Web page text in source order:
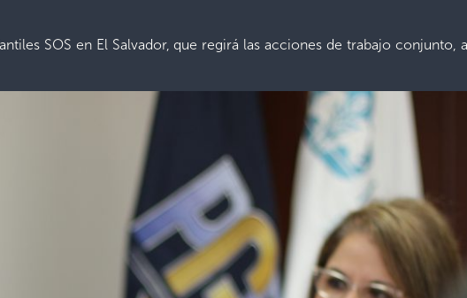
SOS en El Salvador, que regirá las acciones de trabajo conjunto,